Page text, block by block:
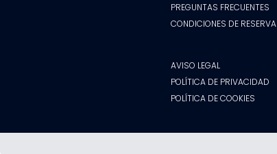
PREGUNTAS FRECUENTES
CONDICIONES DE RESERVA
AVISO LEGAL
POLÍTICA DE PRIVACIDAD
POLÍTICA DE COOKIES